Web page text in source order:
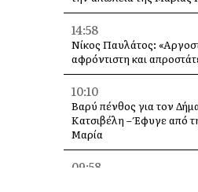
14:58
Νίκος Παυλάτος:
αφρόντιστη και
10:10
Βαρύ πένθος για τον
Κατσιβέλη – Έφυγε από
Μαρία
09:58